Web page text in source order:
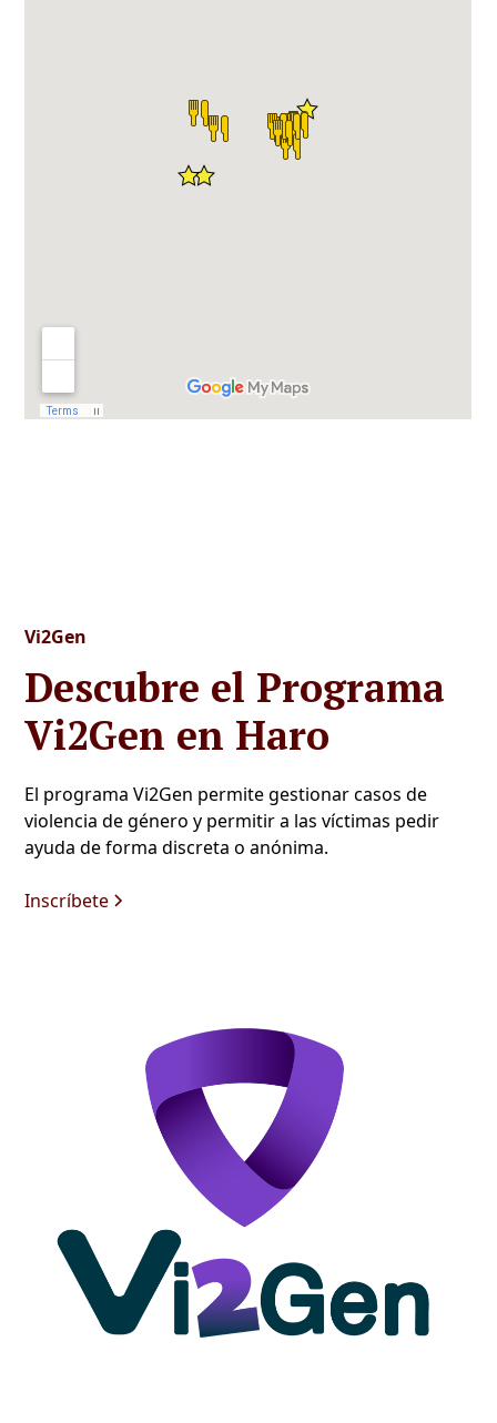
Vi2Gen
Descubre el Programa
Vi2Gen en Haro
El programa Vi2Gen permite gestionar casos de
violencia de género y permitir a las víctimas pedir
ayuda de forma discreta o anónima.
Inscríbete